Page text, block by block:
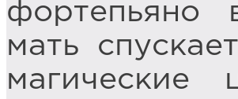
фортепьяно
мать